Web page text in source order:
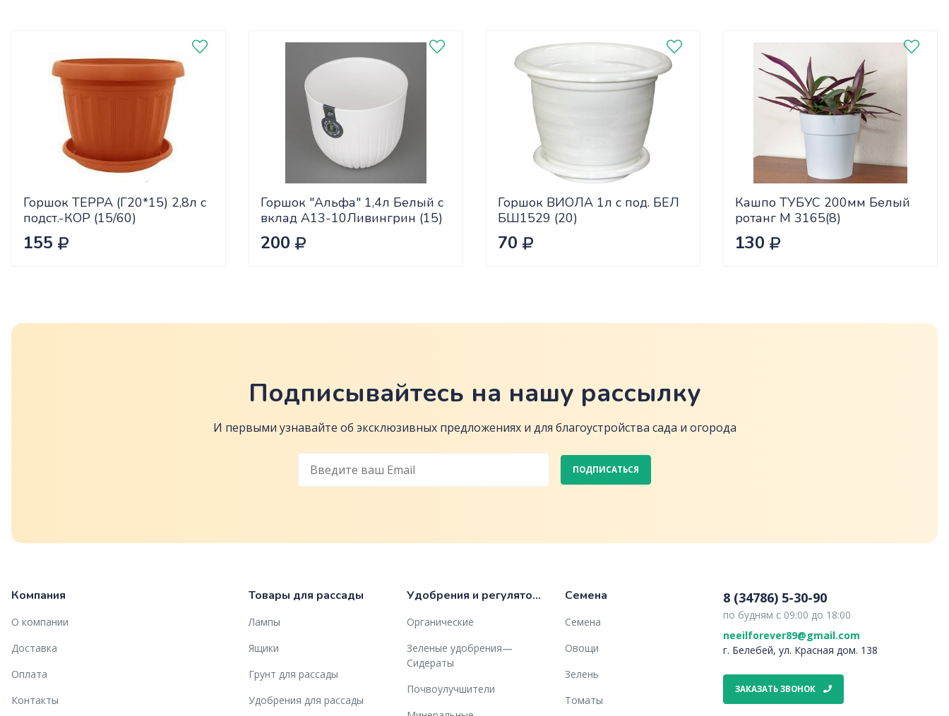
Горшок ТЕРРА (Г20*15) 2,8л с
подст.-КОР (15/60)
155
Горшок "Альфа" 1,4л Белый с
вклад А13-10Ливингрин (15)
200
Горшок ВИОЛА 1л с под. БЕЛ
БШ1529 (20)
70
Кашпо ТУБУС 200мм Белый
ротанг М 3165(8)
130
Подписывайтесь на нашу рассылку
И первыми узнавайте об эксклюзивных предложениях и для благоустройства сада и огорода
ПОДПИСАТЬСЯ
Компания
О компании
Доставка
Оплата
Контакты
Товары для рассады
Лампы
Ящики
Грунт для рассады
Удобрения для рассады
Удобрения и регуляторы роста
Органические
Зеленые удобрения—
Сидераты
Почвоулучшители
Семена
Семена
Овощи
Зелень
Томаты
8 (34786) 5-30-90
по будням с 09:00 до 18:00
neeilforever89@gmail.com
г. Белебей, ул. Красная дом. 138
ЗАКАЗАТЬ ЗВОНОК